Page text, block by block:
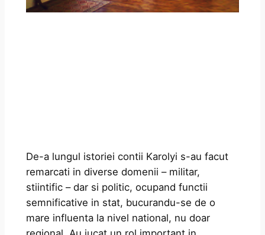
De-a lungul istoriei contii Karolyi s-au facut
remarcati in diverse domenii – militar,
stiintific – dar si politic, ocupand functii
semnificative in stat, bucurandu-se de o
mare influenta la nivel national, nu doar